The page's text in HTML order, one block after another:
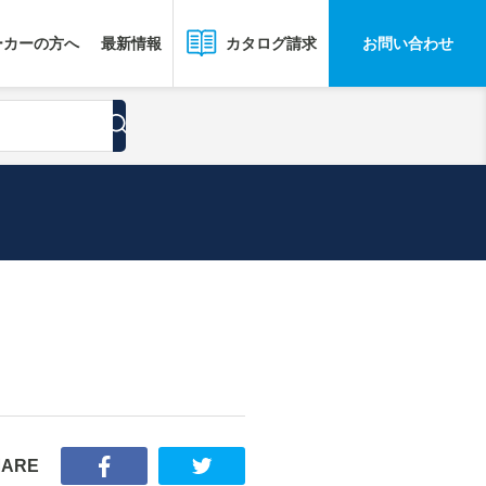
ーの方へ 最新情報 カタログ請求 お問い合わせ